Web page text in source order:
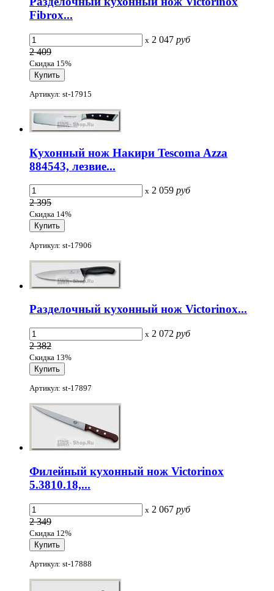
Fibrox...
x 2 047 руб
2 409
Скидка 15%
Артикул: st-17915
Кухонный нож Накири Tescoma Azza
884543, лезвие...
x 2 059 руб
2 395
Скидка 14%
Артикул: st-17906
Разделочный кухонный нож Victorinox...
x 2 072 руб
2 382
Скидка 13%
Артикул: st-17897
Филейный кухонный нож Victorinox
5.3810.18,...
x 2 067 руб
2 349
Скидка 12%
Артикул: st-17888